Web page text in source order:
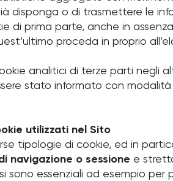
disponga o di trasmettere le
di prima parte, anche in
proceda in proprio
analitici di terze parti negli
stato informato con
utilizzati nel Sito
tipologie di cookie, ed in
navigazione o sessione e
sono essenziali ad esempio